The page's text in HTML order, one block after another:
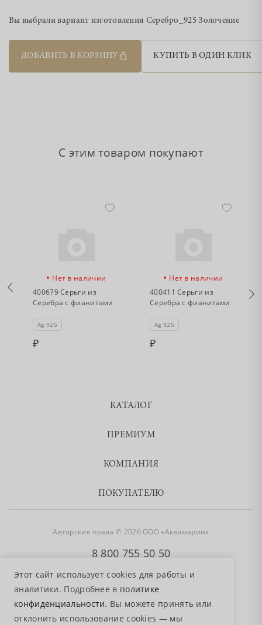
Этот сайт использует cookies для работы и
аналитики. Подробнее в политике
конфиденциальности. Вы можете принять или
отклонить использование cookies — мы
Вы выбрали вариант изготовления Серебро_925 Золочение
ДОБАВИТЬ В КОРЗИНУ КУПИТЬ В ОДИН КЛИК
С этим товаром покупают
• Нет в наличии
400679 Серьги из
Серебра с фианитами
Ag 925
• Нет в наличии
400411 Серьги из
Серебра с фианитами
Ag 925
КАТАЛОГ
ПРЕМИУМ
КОМПАНИЯ
ПОКУПАТЕЛЮ
Авторские права © 2026 ООО «Аквамарин»
8 800 755 50 50